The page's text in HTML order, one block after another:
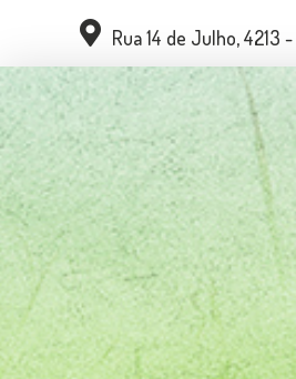
Rua 14 de Julho, 4213